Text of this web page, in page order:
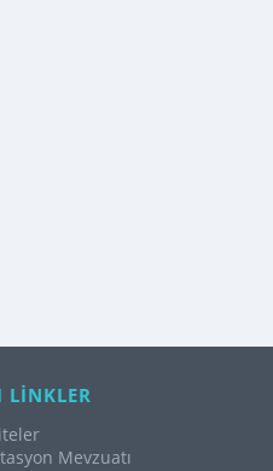
LİNKLER
Mevzuatı